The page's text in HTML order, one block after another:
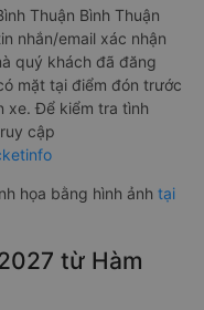
Thuận Bình Thuận
nhắn/email xác nhận
quý khách đã đăng
mặt tại điểm đón trước
xe. Để kiểm tra tình
cập
họa bằng hình ảnh tại
từ Hàm